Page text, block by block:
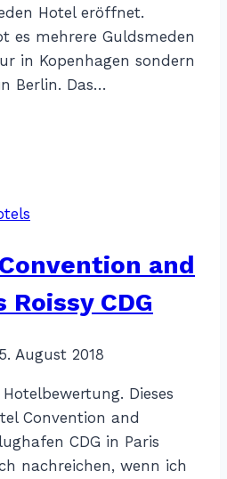
Hotel eröffnet.
es mehrere Guldsmeden
in Kopenhagen sondern
Berlin. Das…
and
CDG
August 2018
Dieses
Convention and
CDG in Paris
nachreichen, wenn ich